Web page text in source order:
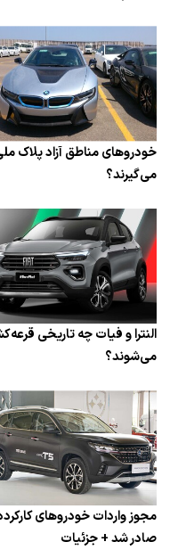
خودروهای مناطق آزاد پلاک
می‌گیرند؟
النترا و فیات چه تاریخی
می‌شوند؟
مجوز واردات خودروهای
صادر شد + جزئیات